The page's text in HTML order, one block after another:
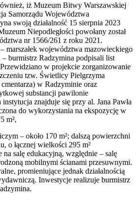
iż Muzeum Bitwy Warszawskiej
Samorządu Województwa
swoją działalność 15 sierpnia 2023
Niepodległości powołany został
nr 1566/261 z roku 2021.
marszałek województwa mazowieckiego
burmistrz Radzymina podpisali list
w projekcie zorganizowanie
tzw. Świetlicy Pielgrzyma
w Radzyminie oraz
substancji pawilonie
znajduje się przy al. Jana Pawła
do wykorzystania na ekspozycję w
m²,
– około 170 m²; dalszą powierzchni
o łącznej wielkości 295 m²
salę edukacyjną, względnie – salę
mobilnymi ścianami przesuwnymi.
promieniujące jednak działalnością
Inwestycje realizuje burmistrz